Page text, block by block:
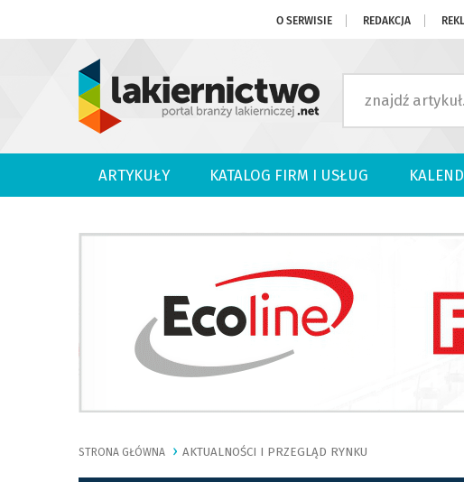
O SERWISIE REDAKCJA
ARTYKUŁY KATALOG FIRM I USŁUG
STRONA GŁÓWNA AKTUALNOŚCI I PRZEGLĄD RYNKU